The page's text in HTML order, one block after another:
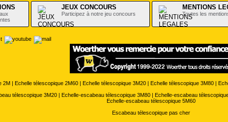
JEUX CONCOURS
Participez à notre jeu concours
MENTIONS
Toutes les
2M Echelle télescopique 2M60| Echelle télescopique 3M20| Echelle télescopique 3M80|
télescopique 3M20| Echelle-escabeau télescopique 3M80| Echelle-escabeau
Echelle-escabeau télescopique 5M60
Escabeau télescopique pas cher